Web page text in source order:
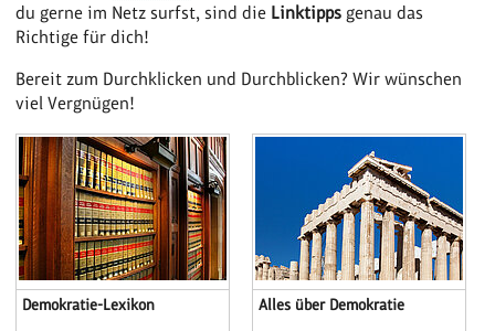
du gerne im Netz surfst, sind die Linktipps genau das
Richtige für dich!
Bereit zum Durchklicken und Durchblicken? Wir wünschen
viel Vergnügen!
Demokratie-Lexikon Alles über Demokratie